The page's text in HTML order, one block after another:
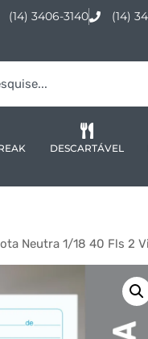
(14) 3406-3140 (14)
DESCARTÁVEL
Neutra 1/18 40 Fls 2